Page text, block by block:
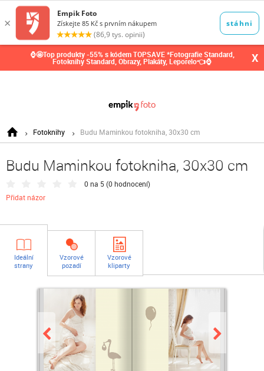
⌚🤩Top produkty -55% s kódem TOPSAVE *Fotografie Standard,
Fotoknihy Standard, Obrazy, Plakáty, Leporelo👈⌚ X
Fotoknihy Budu Maminkou fotokniha, 30x30 cm
Budu Maminkou fotokniha, 30x30 cm
0 na 5 (0 hodnocení)
Přidat názor
Ideální
strany
Vzorové
pozadí
Vzorové
kliparty